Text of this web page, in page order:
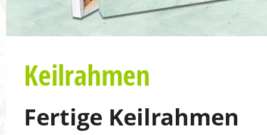
Keilrahmen
Fertige Keilrahmen